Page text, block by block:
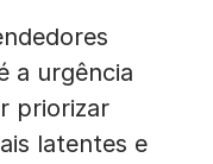
a urgência
priorizar
latentes e